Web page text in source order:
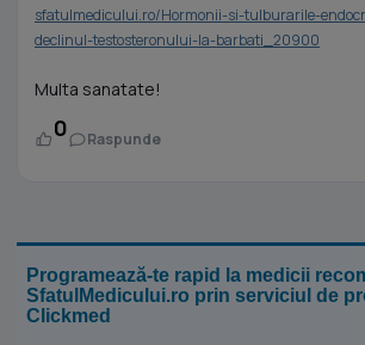
sfatulmedicului.ro/Hormonii-si-tulburarile-
declinul-testosteronului-la-barbati_20900
Multa sanatate!
0 Raspunde
Programează-te rapid la medicii
SfatulMedicului.ro prin serviciul de
Clickmed